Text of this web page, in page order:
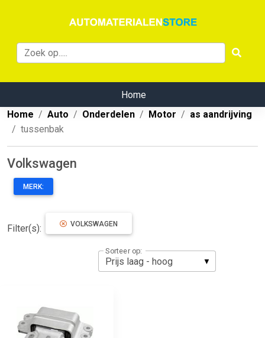
Home
Home
Auto Onderdelen Motor
as aandrijving
tussenbak
Volkswagen
MERK:
Filter(s): VOLKSWAGEN
Sorteer op: